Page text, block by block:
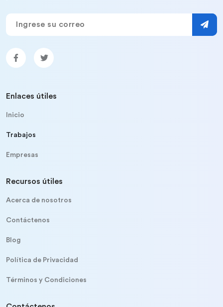
Enlaces útiles
Inicio
Trabajos
Empresas
Recursos útiles
Acerca de nosotros
Contáctenos
Blog
Política de Privacidad
Términos y Condiciones